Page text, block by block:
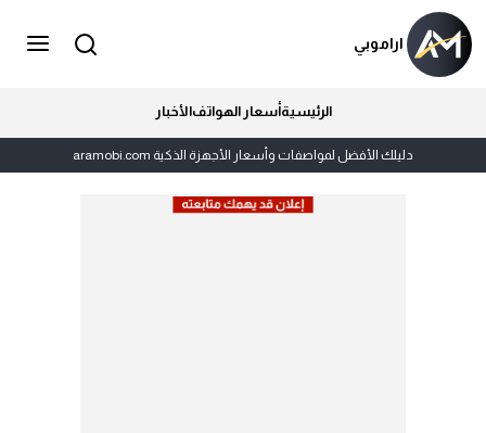
اراموبي
الرئيسيةأسعار الهواتفالأخبار
دليلك الأفضل لمواصفات وأسعار الأجهزة الذكية aramobi.com